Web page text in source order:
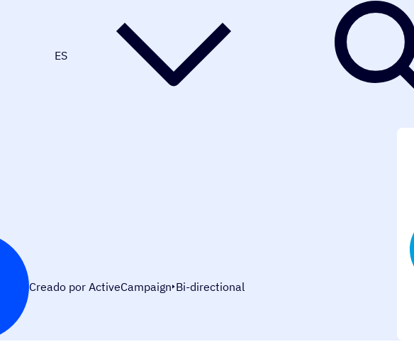
ES
Creado por ActiveCampaign Bi-directional
La integración de ActiveCampaign y Salesforce te permite identificar y cuidar a los